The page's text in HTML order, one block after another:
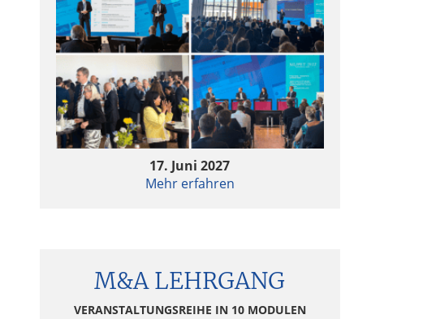
17. Juni 2027
Mehr erfahren
M&A LEHRGANG
VERANSTALTUNGSREIHE IN 10 MODULEN